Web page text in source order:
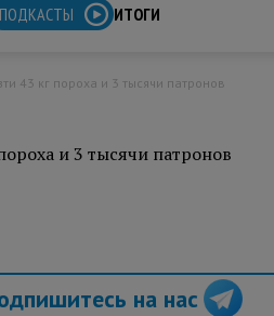
ПОДКАСТЫ ИТОГИ
43 кг пороха и 3 тысячи патронов
и 3 тысячи патронов
на нас